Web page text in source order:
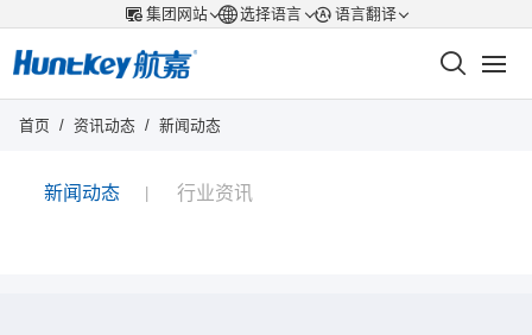
集团网站 选择语言 语言翻译
首页 / 资讯动态 / 新闻动态
新闻动态 行业资讯